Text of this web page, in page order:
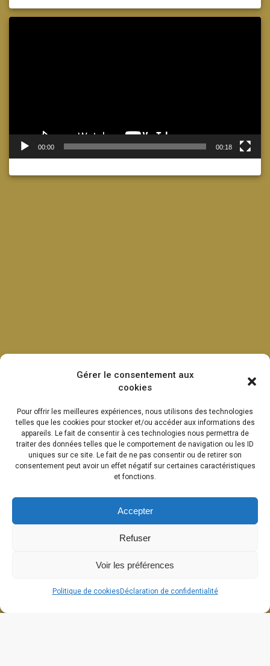
Gérer le consentement aux
cookies
Pour offrir les meilleures expériences, nous utilisons des technologies
telles que les cookies pour stocker et/ou accéder aux informations des
appareils. Le fait de consentir à ces technologies nous permettra de
traiter des données telles que le comportement de navigation ou les ID
uniques sur ce site. Le fait de ne pas consentir ou de retirer son
consentement peut avoir un effet négatif sur certaines caractéristiques
et fonctions.
Accepter
Refuser
Voir les préférences
Politique de cookies Déclaration de confidentialité
00:00 00:18